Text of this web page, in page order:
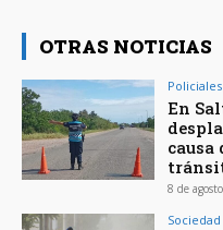
OTRAS NOTICIAS
Policiales
En
causa
8 de
Sociedad